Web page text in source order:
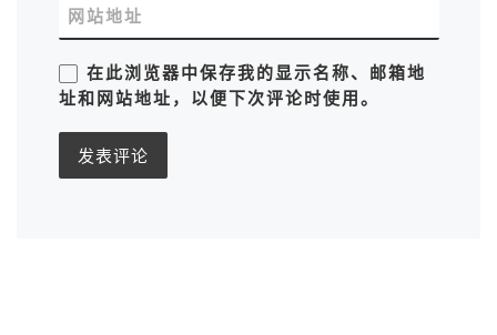
网站地址
在此浏览器中保存我的显示名称、邮箱地
址和网站地址，以便下次评论时使用。